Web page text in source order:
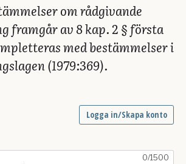
om rådgivande
framgår av 8 kap. 2 § första
med bestämmelser i
(1979:369).